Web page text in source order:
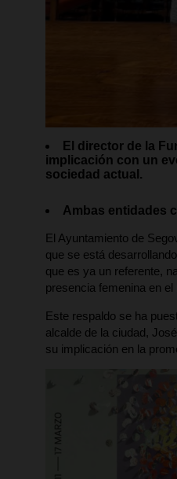
El director de la
implicación con un
sociedad actual.
Ambas entidades
El Ayuntamiento de
que se está
que es ya un referente,
presencia femenina en el
Este respaldo se ha
alcalde de la ciudad,
su implicación en la